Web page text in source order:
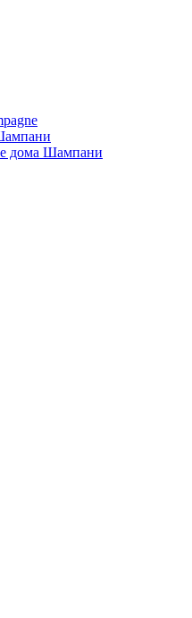
дома Шампани